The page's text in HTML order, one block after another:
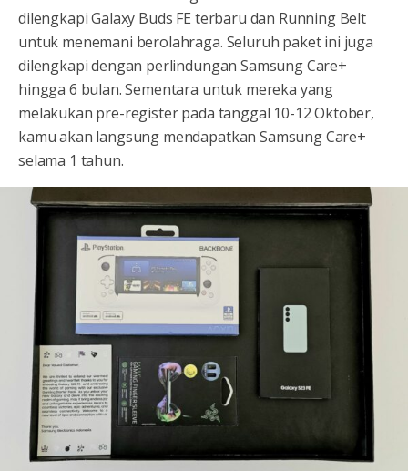
dilengkapi Galaxy Buds FE terbaru dan Running Belt
untuk menemani berolahraga. Seluruh paket ini juga
dilengkapi dengan perlindungan Samsung Care+
hingga 6 bulan. Sementara untuk mereka yang
melakukan pre-register pada tanggal 10-12 Oktober,
kamu akan langsung mendapatkan Samsung Care+
selama 1 tahun.